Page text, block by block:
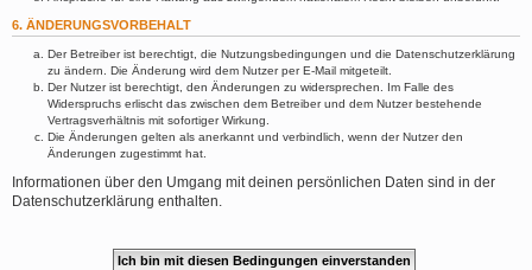
6. ÄNDERUNGSVORBEHALT
Der Betreiber ist berechtigt, die Nutzungsbedingungen und die Datenschutzerklärung
zu ändern. Die Änderung wird dem Nutzer per E-Mail mitgeteilt.
Der Nutzer ist berechtigt, den Änderungen zu widersprechen. Im Falle des
Widerspruchs erlischt das zwischen dem Betreiber und dem Nutzer bestehende
Vertragsverhältnis mit sofortiger Wirkung.
Die Änderungen gelten als anerkannt und verbindlich, wenn der Nutzer den
Änderungen zugestimmt hat.
Informationen über den Umgang mit deinen persönlichen Daten sind in der
Datenschutzerklärung enthalten.